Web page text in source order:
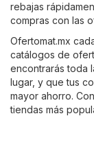
rebajas
compras con las
Ofertomat.mx
catálogos de
encontrarás toda
lugar, y que tus
mayor ahorro.
tiendas más